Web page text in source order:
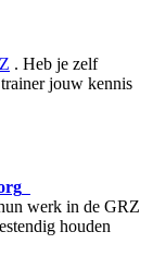
. Heb je zelf
jouw kennis
werk in de GRZ
houden